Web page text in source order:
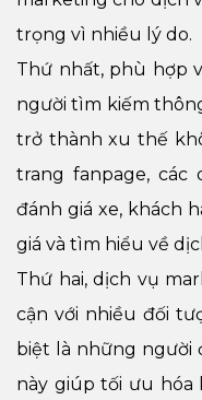
trọng vì nhiều lý do.
Thứ nhất, phù hợp
người tìm kiếm
trở thành xu thế
trang fanpage, các
đánh giá xe, khách
giá và tìm hiểu về
Thứ hai, dịch vụ
cận với nhiều đối
biệt là những người
này giúp tối ưu hóa